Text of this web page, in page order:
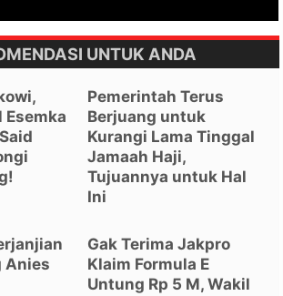
UNTUK ANDA
Esemka
Pemerintah Terus
Berjuang untuk
Kurangi Lama Tinggal
Jamaah Haji,
Tujuannya untuk Hal
Ini
Anies
Gak Terima Jakpro
Klaim Formula E
Untung Rp 5 M, Wakil